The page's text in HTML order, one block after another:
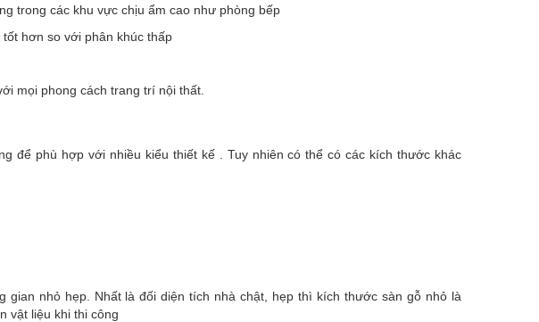
trong các khu vực chịu ẩm cao như phòng bếp
hơn so với phân khúc thấp
mọi phong cách trang trí nội thất.
để phù hợp với nhiều kiểu thiết kế . Tuy nhiên có thể có các kích thước khác
nhỏ hẹp. Nhất là đối diện tích nhà chật, hẹp thì kích thước sàn gỗ nhỏ là
vật liệu khi thi công